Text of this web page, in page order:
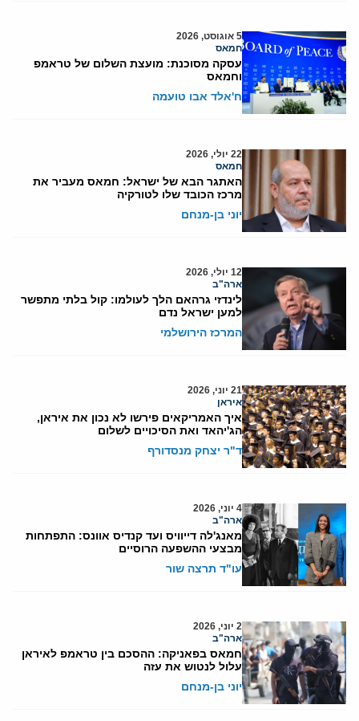
5 אוגוסט, 2026
חמאס
עסקה מסוכנת: מועצת השלום של טראמפ
וחמאס
ח'אלד אבו טועמה
22 יולי, 2026
חמאס
האתגר הבא של ישראל: חמאס מעביר את
מרכז הכובד שלו לטורקיה
יוני בן-מנחם
12 יולי, 2026
ארה"ב
לינדזי גרהאם הלך לעולמו: קול בלתי מתפשר
למען ישראל נדם
המרכז הירושלמי
21 יוני, 2026
איראן
איך האמריקאים פירשו לא נכון את איראן,
הג'יהאד ואת הסיכויים לשלום
ד"ר יצחק מנסדורף
4 יוני, 2026
ארה"ב
מאנג'לה דייוויס ועד קנדיס אוונס: התפתחות
מבצעי ההשפעה הרוסיים
עו"ד תרצה שור
2 יוני, 2026
ארה"ב
חמאס בפאניקה: ההסכם בין טראמפ לאיראן
עלול לנטוש את עזה
יוני בן-מנחם